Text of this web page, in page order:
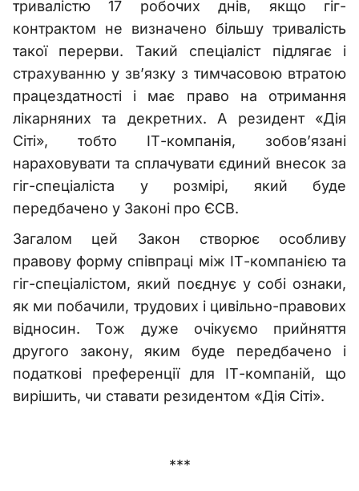
тривалістю 17 робочих днів, якщо гіг-
контрактом не визначено більшу тривалість
такої перерви. Такий спеціаліст підлягає і
страхуванню у зв’язку з тимчасовою втратою
працездатності і має право на отримання
лікарняних та декретних. А резидент «Дія
Сіті», тобто ІТ-компанія, зобов’язані
нараховувати та сплачувати єдиний внесок за
гіг-спеціаліста у розмірі, який буде
передбачено у Законі про ЄСВ.
Загалом цей Закон створює особливу
правову форму співпраці між ІТ-компанією та
гіг-спеціалістом, який поєднує у собі ознаки,
як ми побачили, трудових і цивільно-правових
відносин. Тож дуже очікуємо прийняття
другого закону, яким буде передбачено і
податкові преференції для ІТ-компаній, що
вирішить, чи ставати резидентом «Дія Сіті».
***